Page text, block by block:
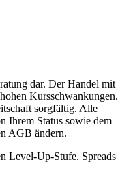
dar. Der Handel mit
Kursschwankungen.
sorgfältig. Alle
Ihrem Status sowie dem
AGB ändern.
Level-Up-Stufe. Spreads